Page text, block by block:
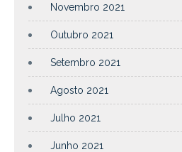
Novembro 2021
Outubro 2021
Setembro 2021
Agosto 2021
Julho 2021
Junho 2021